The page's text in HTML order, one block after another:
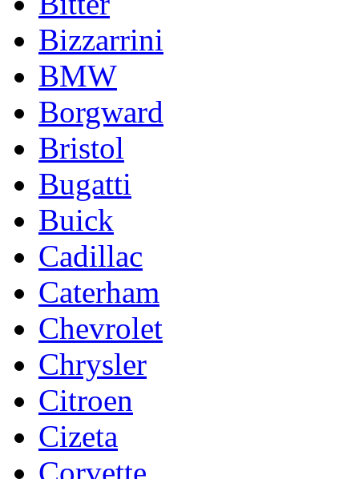
Bizzarrini
BMW
Borgward
Bristol
Bugatti
Buick
Cadillac
Caterham
Chevrolet
Chrysler
Citroen
Cizeta
Corvette